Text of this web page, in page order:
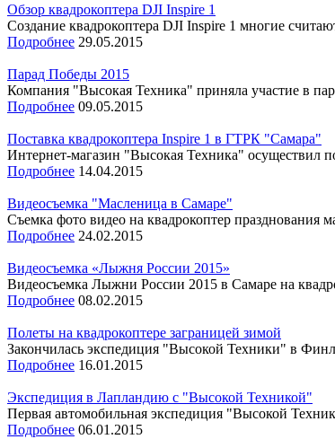
Обзор квадрокоптера DJI Inspire 1
Создание квадрокоптера DJI Inspire 1 многие
Подробнее 29.05.2015
Парад Победы 2015
Компания "Высокая Техника" приняла участие в
Подробнее 09.05.2015
Поставка квадрокоптера Inspire 1 в ГТРК "Самара"
Интернет-магазин "Высокая Техника" осуществил
Подробнее 14.04.2015
Видеосъемка "Масленица в Самаре"
Съемка фото видео на квадрокоптер
Подробнее 24.02.2015
Видеосъемка «Лыжня России 2015»
Видеосъемка Лыжни России 2015 в Самаре на
Подробнее 08.02.2015
Полеты на квадрокоптере заграницей зимой
Закончилась экспедиция "Высокой Техники" в
Подробнее 16.01.2015
Экспедиция в Лапландию с "Высокой Техникой"
Первая автомобильная экспедиция "Высокой
Подробнее 06.01.2015